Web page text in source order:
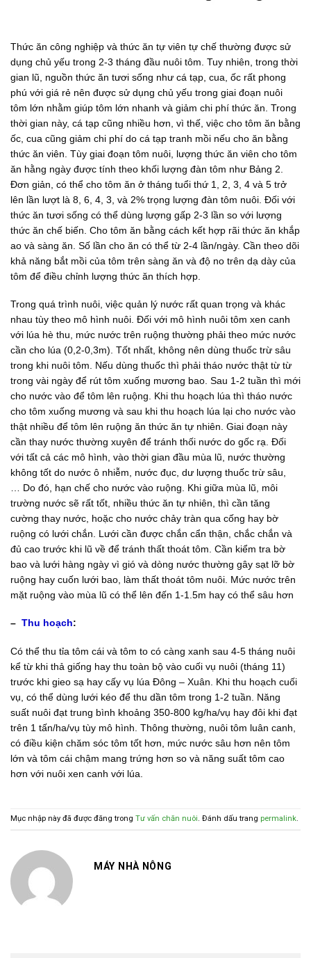
Thức ăn công nghiệp và thức ăn tự viên tự chế thường được sử
dụng chủ yếu trong 2-3 tháng đầu nuôi tôm. Tuy nhiên, trong thời
gian lũ, nguồn thức ăn tươi sống như cá tạp, cua, ốc rất phong
phú với giá rẻ nên được sử dụng chủ yếu trong giai đoạn nuôi
tôm lớn nhằm giúp tôm lớn nhanh và giảm chi phí thức ăn. Trong
thời gian này, cá tạp cũng nhiều hơn, vì thế, việc cho tôm ăn bằng
ốc, cua cũng giảm chi phí do cá tạp tranh mồi nếu cho ăn bằng
thức ăn viên. Tùy giai đoạn tôm nuôi, lượng thức ăn viên cho tôm
ăn hằng ngày được tính theo khối lượng đàn tôm như Bảng 2.
Đơn giản, có thể cho tôm ăn ở tháng tuổi thứ 1, 2, 3, 4 và 5 trở
lên lần lượt là 8, 6, 4, 3, và 2% trọng lượng đàn tôm nuôi. Đối với
thức ăn tươi sống có thể dùng lượng gấp 2-3 lần so với lượng
thức ăn chế biến. Cho tôm ăn bằng cách kết hợp rãi thức ăn khắp
ao và sàng ăn. Số lần cho ăn có thể từ 2-4 lần/ngày. Cần theo dõi
khả năng bắt mồi của tôm trên sàng ăn và độ no trên dạ dày của
tôm để điều chỉnh lượng thức ăn thích hợp.
Trong quá trình nuôi, việc quản lý nước rất quan trọng và khác
nhau tùy theo mô hình nuôi. Đối với mô hình nuôi tôm xen canh
với lúa hè thu, mức nước trên ruộng thường phải theo mức nước
cần cho lúa (0,2-0,3m). Tốt nhất, không nên dùng thuốc trừ sâu
trong khi nuôi tôm. Nếu dùng thuốc thì phải tháo nước thật từ từ
trong vài ngày để rút tôm xuống mương bao. Sau 1-2 tuần thì mới
cho nước vào để tôm lên ruộng. Khi thu hoạch lúa thì tháo nước
cho tôm xuống mương và sau khi thu hoạch lúa lại cho nước vào
thật nhiều để tôm lên ruộng ăn thức ăn tự nhiên. Giai đoạn này
cần thay nước thường xuyên để tránh thối nước do gốc rạ. Đối
với tất cả các mô hình, vào thời gian đầu mùa lũ, nước thường
không tốt do nước ô nhiễm, nước đục, dư lượng thuốc trừ sâu,
… Do đó, hạn chế cho nước vào ruộng. Khi giữa mùa lũ, môi
trường nước sẽ rất tốt, nhiều thức ăn tự nhiên, thì cần tăng
cường thay nước, hoặc cho nước chảy tràn qua cống hay bờ
ruộng có lưới chắn. Lưới cần được chắn cẩn thận, chắc chắn và
đủ cao trước khi lũ về để tránh thất thoát tôm. Cần kiểm tra bờ
bao và lưới hàng ngày vì gió và dòng nước thường gây sạt lỡ bờ
ruộng hay cuốn lưới bao, làm thất thoát tôm nuôi. Mức nước trên
mặt ruộng vào mùa lũ có thể lên đến 1-1.5m hay có thể sâu hơn
– Thu hoạch:
Có thể thu tỉa tôm cái và tôm to có càng xanh sau 4-5 tháng nuôi
kể từ khi thả giống hay thu toàn bộ vào cuối vụ nuôi (tháng 11)
trước khi gieo sạ hay cấy vụ lúa Đông – Xuân. Khi thu hoạch cuối
vụ, có thể dùng lưới kéo để thu dần tôm trong 1-2 tuần. Năng
suất nuôi đạt trung bình khoảng 350-800 kg/ha/vụ hay đôi khi đạt
trên 1 tấn/ha/vụ tùy mô hình. Thông thường, nuôi tôm luân canh,
có điều kiện chăm sóc tôm tốt hơn, mức nước sâu hơn nên tôm
lớn và tôm cái chậm mang trứng hơn so và năng suất tôm cao
hơn với nuôi xen canh với lúa.
Mục nhập này đã được đăng trong Tư vấn chăn nuôi. Đánh dấu trang permalink.
MÁY NHÀ NÔNG